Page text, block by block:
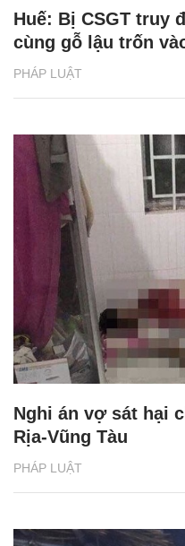
PHÁP LUẬT
Huế: Bị CSGT truy
cùng gỗ lậu trốn
PHÁP LUẬT
Nghi án vợ sát hại
Rịa-Vũng Tàu